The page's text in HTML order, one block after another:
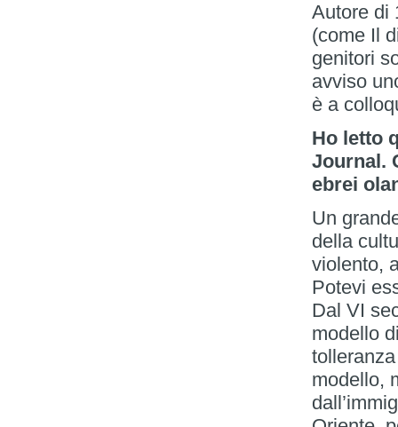
Autore di
(come Il
genitori
avviso
è a
Ho letto
Journal.
ebrei
Un
della
violento,
Potevi
Dal VI
modello
modello,